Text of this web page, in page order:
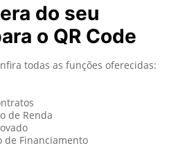
do seu
o QR Code
todas as funções oferecidas:
de Renda
de Financiamento